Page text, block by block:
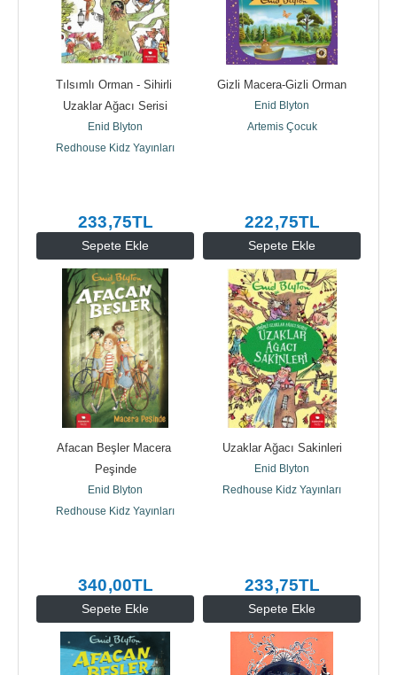
Sepete Ekle
Tılsımlı Orman - Sihirli
Uzaklar Ağacı Serisi
Enid Blyton
Redhouse Kidz Yayınları
233,75TL
Sepete Ekle
Gizli Macera-Gizli Orman
Enid Blyton
Artemis Çocuk
222,75TL
Sepete Ekle
Afacan Beşler Macera
Peşinde
Enid Blyton
Redhouse Kidz Yayınları
340,00TL
Sepete Ekle
Uzaklar Ağacı Sakinleri
Enid Blyton
Redhouse Kidz Yayınları
233,75TL